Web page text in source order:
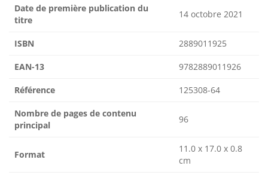
Date de première publication du
titre
14 octobre 2021
ISBN 2889011925
EAN-13 9782889011926
Référence 125308-64
Nombre de pages de contenu
principal
96
Format
11.0 x 17.0 x 0.8
cm